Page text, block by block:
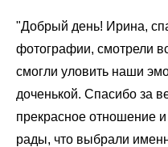
"Добрый день! Ирина,
фотографии, смотрели
смогли уловить наши
доченькой. Спасибо за
прекрасное отношение
рады, что выбрали